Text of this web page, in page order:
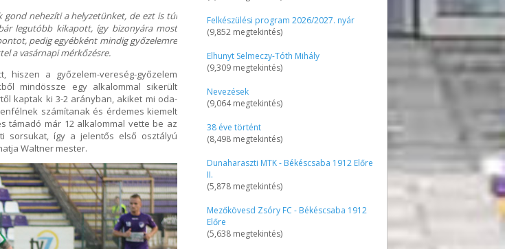
Felkészülési program 2026/2027. nyár
(9,852 megtekintés)
Elhunyt Selmeczy-Tóth Mihály
(9,309 megtekintés)
Nevezések
(9,064 megtekintés)
38 éve történt
(8,498 megtekintés)
Dunaharaszti MTK - Békéscsaba 1912 Előre
II.
(5,878 megtekintés)
Mezőkövesd Zsóry FC - Békéscsaba 1912
Előre
(5,638 megtekintés)
gond nehezíti a helyzetünket, de ezt is túl
legutóbb kikapott, így bizonyára most
pedig egyébként mindig győzelemre
a vasárnapi mérkőzésre.
a győzelem-vereség-győzelem
mindössze egy alkalommal sikerült
kaptak ki 3-2 arányban, akiket mi oda-
számítanak és érdemes kiemelt
támadó már 12 alkalommal vette be az
sorsukat, így a jelentős első osztályú
Waltner mester.